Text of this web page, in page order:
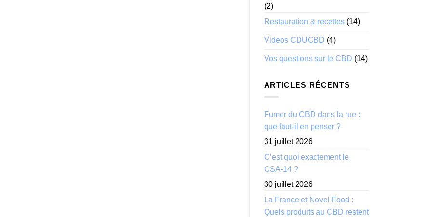
(2)
Restauration & recettes(14)
Videos CDUCBD (4)
Vos questions sur le CBD (14)
ARTICLES RÉCENTS
Fumer du CBD dans la rue :
que faut-il en penser ?
31 juillet 2026
C’est quoi exactement le
CSA-14 ?
30 juillet 2026
La France et Novel Food :
Quels produits au CBD restent